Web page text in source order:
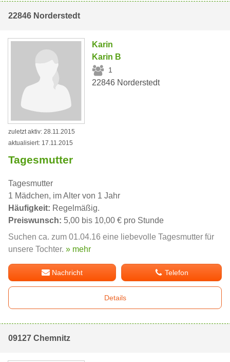
22846 Norderstedt
Karin
Karin B
1
22846 Norderstedt
zuletzt aktiv: 28.11.2015
aktualisiert: 17.11.2015
Tagesmutter
Tagesmutter
1 Mädchen, im Alter von 1 Jahr
Häufigkeit: Regelmäßig.
Preiswunsch: 5,00 bis 10,00 € pro Stunde
Suchen ca. zum 01.04.16 eine liebevolle Tagesmutter für
unsere Tochter. » mehr
Nachricht Telefon
Details
09127 Chemnitz